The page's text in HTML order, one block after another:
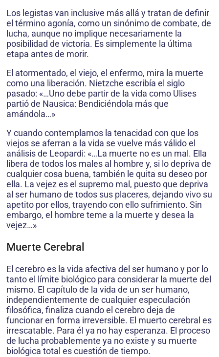
Los legistas van inclusive más allá y tratan de definir
el término agonía, como un sinónimo de combate, de
lucha, aunque no implique necesariamente la
posibilidad de victoria. Es simplemente la última
etapa antes de morir.
El atormentado, el viejo, el enfermo, mira la muerte
como una liberación. Nietzche escribía el siglo
pasado: «…Uno debe partir de la vida como Ulises
partió de Nausica: Bendiciéndola más que
amándola…»
Y cuando contemplamos la tenacidad con que los
viejos se aferran a la vida se vuelve más válido el
análisis de Leopardi: «…La muerte no es un mal. Ella
libera de todos los males al hombre y, si lo depriva de
cualquier cosa buena, también le quita su deseo por
ella. La vejez es el supremo mal, puesto que depriva
al ser humano de todos sus placeres, dejando vivo su
apetito por ellos, trayendo con ello sufrimiento. Sin
embargo, el hombre teme a la muerte y desea la
vejez…»
Muerte Cerebral
El cerebro es la vida afectiva del ser humano y por lo
tanto el límite biológico para considerar la muerte del
mismo. El capítulo de la vida de un ser humano,
independientemente de cualquier especulación
filosófica, finaliza cuando el cerebro deja de
funcionar en forma irreversible. El muerto cerebral es
irrescatable. Para él ya no hay esperanza. El proceso
de lucha probablemente ya no existe y su muerte
biológica total es cuestión de tiempo.